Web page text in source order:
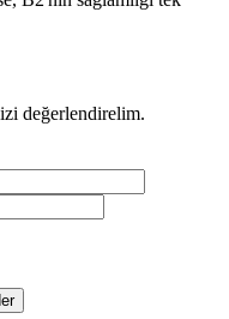
değerlendirelim.